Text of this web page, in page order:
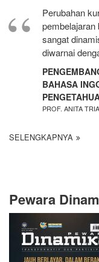
Perubahan
pembelajaran
sangat
diwarnai
BAHASA
PROF. ANITA
SELENGKAPNYA
Pewara